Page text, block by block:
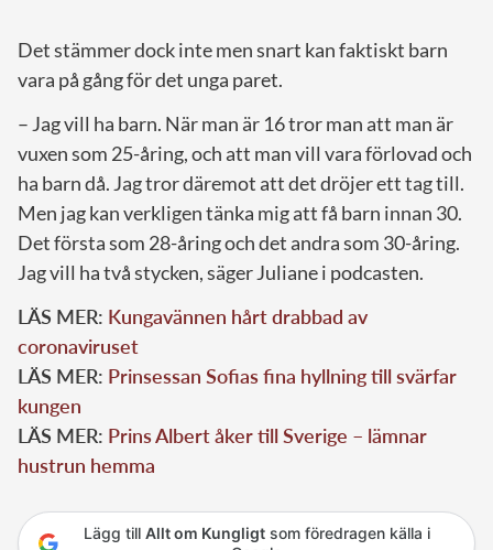
Det stämmer dock inte men snart kan faktiskt barn
vara på gång för det unga paret.
– Jag vill ha barn. När man är 16 tror man att man är
vuxen som 25-åring, och att man vill vara förlovad och
ha barn då. Jag tror däremot att det dröjer ett tag till.
Men jag kan verkligen tänka mig att få barn innan 30.
Det första som 28-åring och det andra som 30-åring.
Jag vill ha två stycken, säger Juliane i podcasten.
LÄS MER: Kungavännen hårt drabbad av
coronaviruset
LÄS MER: Prinsessan Sofias fina hyllning till svärfar
kungen
LÄS MER: Prins Albert åker till Sverige – lämnar
hustrun hemma
Lägg till Allt om Kungligtsom föredragen källa i